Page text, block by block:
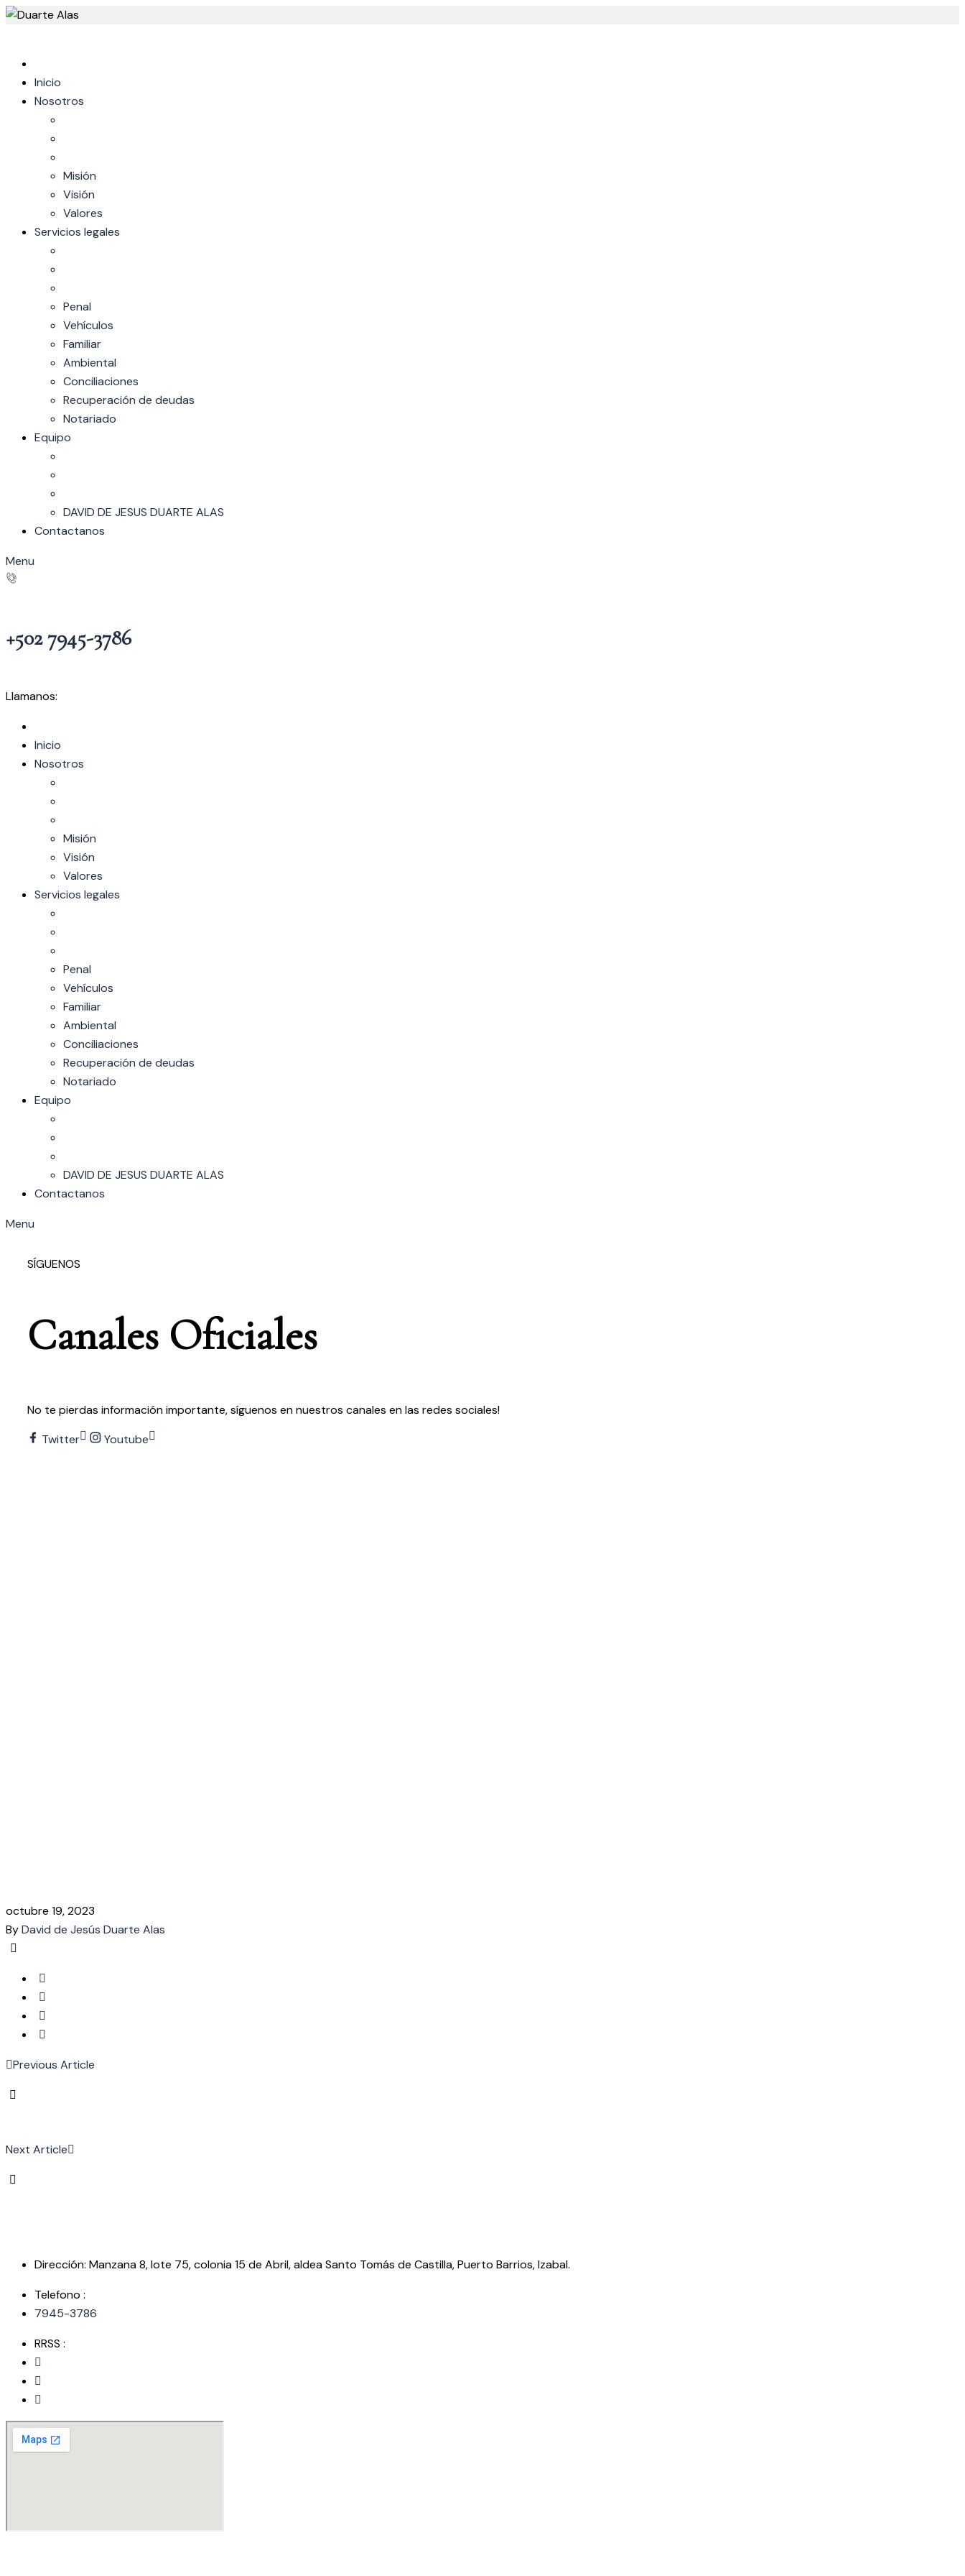
content
Inicio
Nosotros
Misión
Visión
Valores
Servicios legales
Penal
Vehículos
Familiar
Ambiental
Conciliaciones
Recuperación de deudas
Notariado
Equipo
DAVID DE JESUS DUARTE ALAS
Contactanos
Menu
+502 7945-3786
Llamanos:
Inicio
Nosotros
Misión
Visión
Valores
Servicios legales
Penal
Vehículos
Familiar
Ambiental
Conciliaciones
Recuperación de deudas
Notariado
Equipo
DAVID DE JESUS DUARTE ALAS
Contactanos
Menu
SÍGUENOS
Canales Ofciales
No te pierdas información importante, síguenos en nuestros canales en las redes sociales!
Twitter
Youtube
octubre 19, 2023
ByDavid de Jesús Duarte Alas
Previous Article
Next Article
Dirección: Manzana 8, lote 75, colonia 15 de Abril, aldea Santo Tomás de Castilla, Puerto Barrios, Izabal.
Telefono :
7945-3786
RRSS :